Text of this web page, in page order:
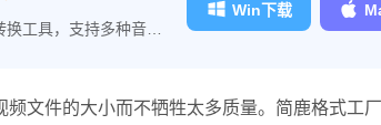
工具，支持多种音视
Win下载
文件的大小而不牺牲太多质量。简鹿格式工